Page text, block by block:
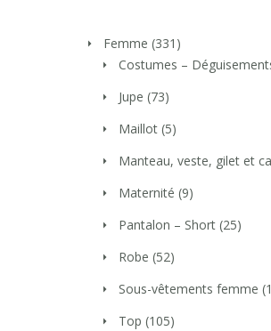
Femme (331)
Costumes –
Jupe (73)
Maillot (5)
Manteau, veste, gilet et
Maternité (9)
Pantalon – Short (25)
Robe (52)
Sous-vêtements femme
Top (105)